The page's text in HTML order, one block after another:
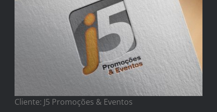
Cliente: J5 Promoções & Eventos